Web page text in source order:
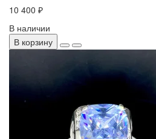
10 400 ₽
В наличии
В корзину